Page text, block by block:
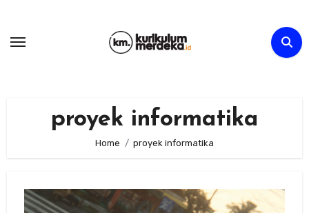
content
proyek informatika
Home proyek informatika